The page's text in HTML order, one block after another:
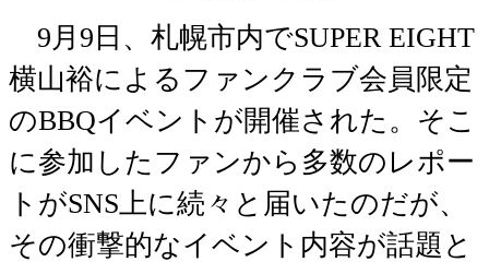
9月9日、札幌市内でSUPER EIGHT
横山裕によるファンクラブ会員限定
のBBQイベントが開催された。そこ
に参加したファンから多数のレポー
トがSNS上に続々と届いたのだが、
その衝撃的なイベント内容が話題と